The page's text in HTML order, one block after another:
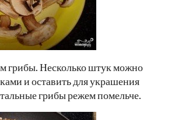
грибы. Несколько штук можно
и оставить для украшения
грибы режем помельче.